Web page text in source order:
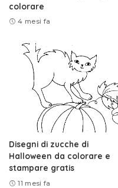
colorare
4 mesi fa
Disegni di zucche di
Halloween da colorare e
stampare gratis
11 mesi fa